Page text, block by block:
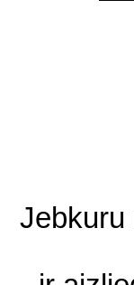
Jebkuru